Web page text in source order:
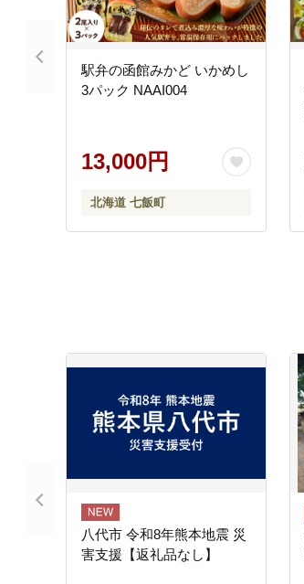
駅弁の函館みかど いかめし
3パック NAAI004
13,000円
北海道 七飯町
八代市 令和8年熊本地震 災
害支援【返礼品なし】